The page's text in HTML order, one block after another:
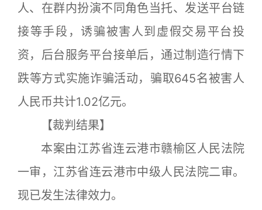
人、在群内扮演不同角色当托、发送平台链
接等手段，诱骗被害人到虚假交易平台投
资，后台服务平台接单后，通过制造行情下
跌等方式实施诈骗活动，骗取645名被害人
人民币共计1.02亿元。
【裁判结果】
本案由江苏省连云港市赣榆区人民法院
一审，江苏省连云港市中级人民法院二审。
现已发生法律效力。